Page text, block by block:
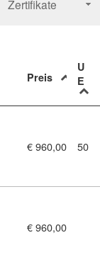
Zertifikate
Preis
U
E
€ 960,00 50
€ 960,00